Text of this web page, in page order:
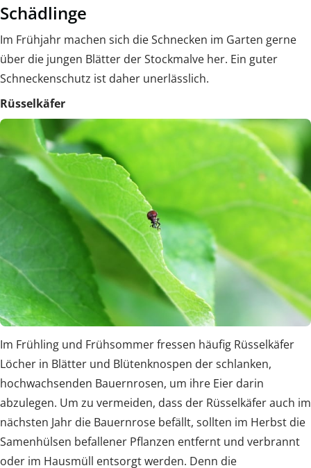
Schädlinge
Im Frühjahr machen sich die Schnecken im Garten gerne
über die jungen Blätter der Stockmalve her. Ein guter
Schneckenschutz ist daher unerlässlich.
Rüsselkäfer
Im Frühling und Frühsommer fressen häufig Rüsselkäfer
Löcher in Blätter und Blütenknospen der schlanken,
hochwachsenden Bauernrosen, um ihre Eier darin
abzulegen. Um zu vermeiden, dass der Rüsselkäfer auch im
nächsten Jahr die Bauernrose befällt, sollten im Herbst die
Samenhülsen befallener Pflanzen entfernt und verbrannt
oder im Hausmüll entsorgt werden. Denn die